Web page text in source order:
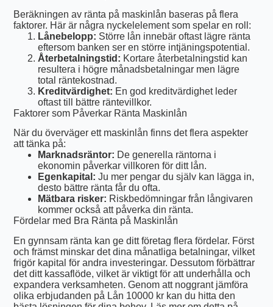
Beräkningen av ränta på maskinlån baseras på flera
faktorer. Här är några nyckelelement som spelar en roll:
Lånebelopp: Större lån innebär oftast lägre ränta
eftersom banken ser en större intjäningspotential.
Återbetalningstid: Kortare återbetalningstid kan
resultera i högre månadsbetalningar men lägre
total räntekostnad.
Kreditvärdighet: En god kreditvärdighet leder
oftast till bättre räntevillkor.
Faktorer som Påverkar Ränta Maskinlån
När du överväger ett maskinlån finns det flera aspekter
att tänka på:
Marknadsräntor: De generella räntorna i
ekonomin påverkar villkoren för ditt lån.
Egenkapital: Ju mer pengar du själv kan lägga in,
desto bättre ränta får du ofta.
Mätbara risker: Riskbedömningar från långivaren
kommer också att påverka din ränta.
Fördelar med Bra Ränta på Maskinlån
En gynnsam ränta kan ge ditt företag flera fördelar. Först
och främst minskar det dina månatliga betalningar, vilket
frigör kapital för andra investeringar. Dessutom förbättrar
det ditt kassaflöde, vilket är viktigt för att underhålla och
expandera verksamheten. Genom att noggrant jämföra
olika erbjudanden på Lån 10000 kr kan du hitta den